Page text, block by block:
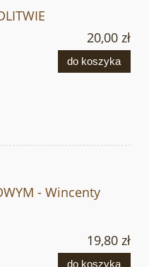
20,00 zł
do koszyka
- Wincenty
19,80 zł
do koszyka